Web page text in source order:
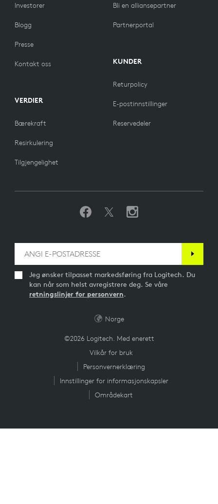
Investorer
Blogg
Presse
Kontakt oss
VERDIER
Bærekraft
Resirkulering
Tilgjengelighet
Bli en alliansepartner
Partnerportal
KUNDER
Returpolicy
E-postinnstillinger
Reservedeler
Jeg ønsker tilpasset markedsføring fra Logitech. Du
kan når som helst avregistrere deg. Se våre
retningslinjer for personvern.
©2026 Logitech. Med enerett
Vilkår for bruk
Personvernerklæring
Innstillinger for informasjonskapsler
Områdekart
Norge